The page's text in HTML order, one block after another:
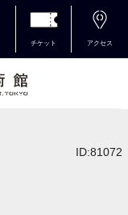
チケット アクセス
ID:81072